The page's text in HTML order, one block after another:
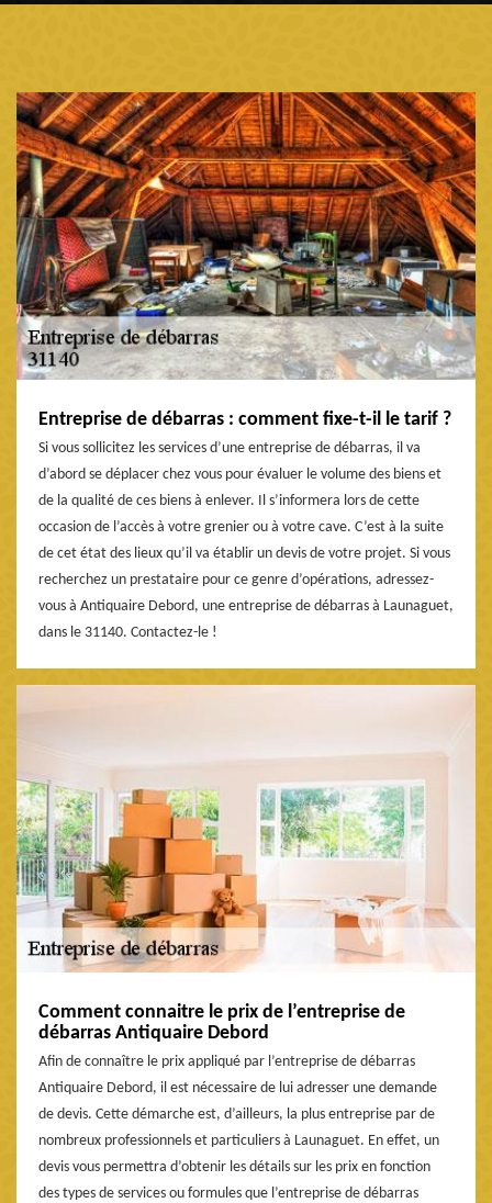
Entreprise de débarras : comment fixe-t-il le tarif ?
Si vous sollicitez les services d’une entreprise de débarras, il va
d’abord se déplacer chez vous pour évaluer le volume des biens et
de la qualité de ces biens à enlever. Il s’informera lors de cette
occasion de l’accès à votre grenier ou à votre cave. C’est à la suite
de cet état des lieux qu’il va établir un devis de votre projet. Si vous
recherchez un prestataire pour ce genre d’opérations, adressez-
vous à Antiquaire Debord, une entreprise de débarras à Launaguet,
dans le 31140. Contactez-le !
Comment connaitre le prix de l’entreprise de
débarras Antiquaire Debord
Afin de connaître le prix appliqué par l’entreprise de débarras
Antiquaire Debord, il est nécessaire de lui adresser une demande
de devis. Cette démarche est, d’ailleurs, la plus entreprise par de
nombreux professionnels et particuliers à Launaguet. En effet, un
devis vous permettra d’obtenir les détails sur les prix en fonction
des types de services ou formules que l’entreprise de débarras